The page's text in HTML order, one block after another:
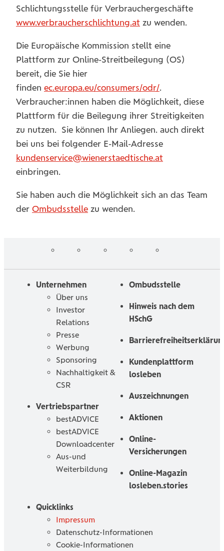
Schlichtungsstelle für Verbrauchergeschäfte
www.verbraucherschlichtung.at zu wenden.
Die Europäische Kommission stellt eine
Plattform zur Online-Streitbeilegung (OS)
bereit, die Sie hier
finden ec.europa.eu/consumers/odr/.
Verbraucher:innen haben die Möglichkeit, diese
Plattform für die Beilegung ihrer Streitigkeiten
zu nutzen. Sie können Ihr Anliegen. auch direkt
bei uns bei folgender E-Mail-Adresse
kundenservice@wienerstaedtische.at
einbringen.
Sie haben auch die Möglichkeit sich an das Team
der Ombudsstelle zu wenden.
Unternehmen
Über uns
Investor
Relations
Presse
Werbung
Sponsoring
Nachhaltigkeit &
CSR
Vertriebspartner
bestADVICE
bestADVICE
Downloadcenter
Aus-und
Weiterbildung
Ombudsstelle
Hinweis nach dem
HSchG
Kundenplattform
losleben
Auszeichnungen
Aktionen
Online-
Versicherungen
Online-Magazin
losleben.stories
Quicklinks
Impressum
Datenschutz-Informationen
Cookie-Informationen
Sie
uns